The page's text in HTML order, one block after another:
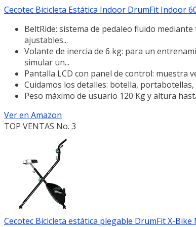
Cecotec Bicicleta Estática Indoor DrumFit Indoor
BeltRide: sistema de pedaleo fluido
ajustables...
Volante de inercia de 6 kg: para un
simular un...
Pantalla LCD con panel de control: muestra
Cuidamos los detalles: botella,
Peso máximo de usuario 120 Kg y altura
Ver en Amazon
TOP VENTAS No. 3
Cecotec Bicicleta estática plegable DrumFit X-Bike